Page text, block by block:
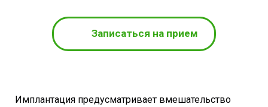
Записаться на прием
Имплантация предусматривает вмешательство